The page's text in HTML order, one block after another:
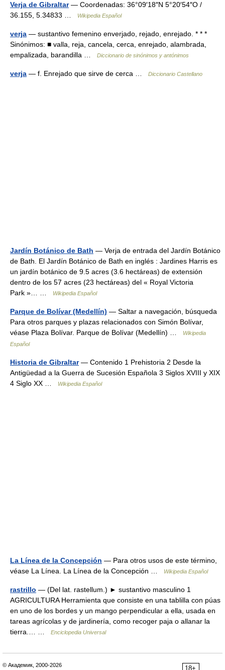
Verja de Gibraltar— Coordenadas: 36°09′18″N 5°20′54″O /
36.155, 5.34833 …
Wikipedia Español
verja — sustantivo femenino enverjado, rejado, enrejado. * * *
Sinónimos: ■ valla, reja, cancela, cerca, enrejado, alambrada,
empalizada, barandilla …
Diccionario de sinónimos y antónimos
verja — f. Enrejado que sirve de cerca … Diccionario Castellano
Jardín Botánico de Bath — Verja de entrada del Jardín Botánico
de Bath. El Jardín Botánico de Bath en inglés : Jardines Harris es
un jardín botánico de 9.5 acres (3.6 hectáreas) de extensión
dentro de los 57 acres (23 hectáreas) del « Royal Victoria
Park »… …
Wikipedia Español
Parque de Bolívar (Medellín) — Saltar a navegación, búsqueda
Para otros parques y plazas relacionados con Simón Bolívar,
véase Plaza Bolívar. Parque de Bolívar (Medellín) …
Wikipedia
Español
Historia de Gibraltar— Contenido 1 Prehistoria 2 Desde la
Antigüedad a la Guerra de Sucesión Española 3 Siglos XVIII y XIX
4 Siglo XX …
Wikipedia Español
La Línea de la Concepción — Para otros usos de este término,
véase La Línea. La Línea de la Concepción …
Wikipedia Español
rastrillo — (Del lat. rastellum.) ► sustantivo masculino 1
AGRICULTURA Herramienta que consiste en una tablilla con púas
en uno de los bordes y un mango perpendicular a ella, usada en
tareas agrícolas y de jardinería, como recoger paja o allanar la
tierra.… …
Enciclopedia Universal
18+
© Академик, 2000-2026